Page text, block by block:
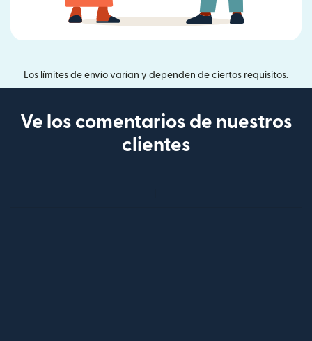
Los límites de envío varían y dependen de ciertos requisitos.
Ve los comentarios de nuestros
clientes